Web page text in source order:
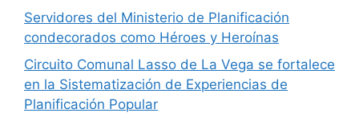
Servidores del Ministerio de Planificación
condecorados como Héroes y Heroínas
Circuito Comunal Lasso de La Vega se fortalece
en la Sistematización de Experiencias de
Planificación Popular